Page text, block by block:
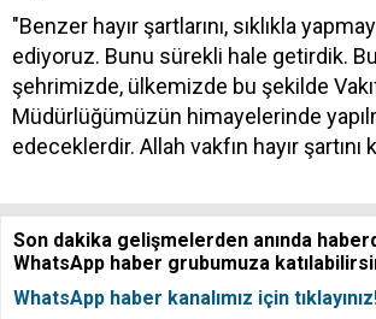
"Benzer hayır şartlarını, sıklıkla
ediyoruz. Bunu sürekli hale getirdik. Bu
şehrimizde, ülkemizde bu şekilde
Müdürlüğümüzün himayelerinde
edeceklerdir. Allah vakfın hayır şartını
Son dakika gelişmelerden anında
WhatsApp haber grubumuza
WhatsApp haber kanalımız için